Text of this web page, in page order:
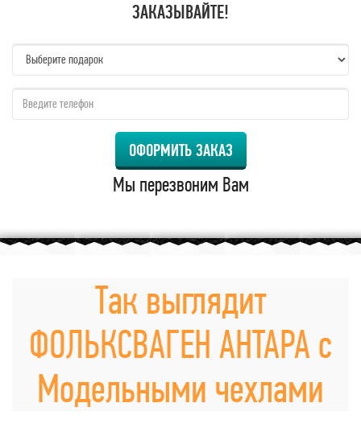
ЗАКАЗЫВАЙТЕ!
ОФОРМИТЬ ЗАКАЗ
Мы перезвоним Вам
Так выглядит
ФОЛЬКСВАГЕН АНТАРА с
Модельными чехлами